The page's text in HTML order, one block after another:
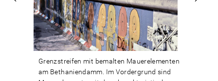
Grenzstreifen mit bemalten Mauerelementen
am Bethaniendamm. Im Vordergrund sind